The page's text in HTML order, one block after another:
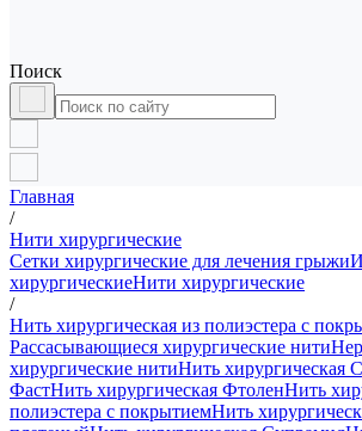
Поиск
Главная
/
Нити хирургические
Сетки хирургические для лечения грыжи
хирургическиеНити хирургические
/
Нить хирургическая из полиэстера с
Рассасывающиеся хирургические нити
хирургические нитиНить хирургическая
ФастНить хирургическая ФтоленНить
полиэстера с покрытиемНить